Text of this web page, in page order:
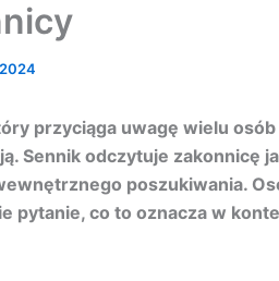
przyciąga uwagę wielu
Sennik odczytuje zakonnicę
poszukiwania.
pytanie, co to oznacza w